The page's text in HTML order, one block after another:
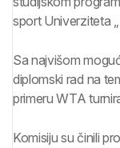
sport Univerziteta
Sa najvišom
diplomski rad na
primeru WTA
Komisiju su činili